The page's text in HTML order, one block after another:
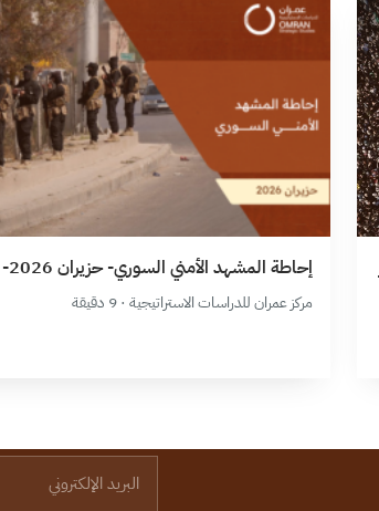
إحاطة المشهد الأمني السوري- حزيران 2026-
مركز عمران للدراسات الاستراتيجية · 9 دقيقة